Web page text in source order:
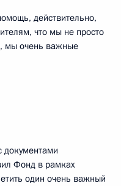
действительно,
что мы не просто
мы очень важные
Фонд в рамках
один очень важный